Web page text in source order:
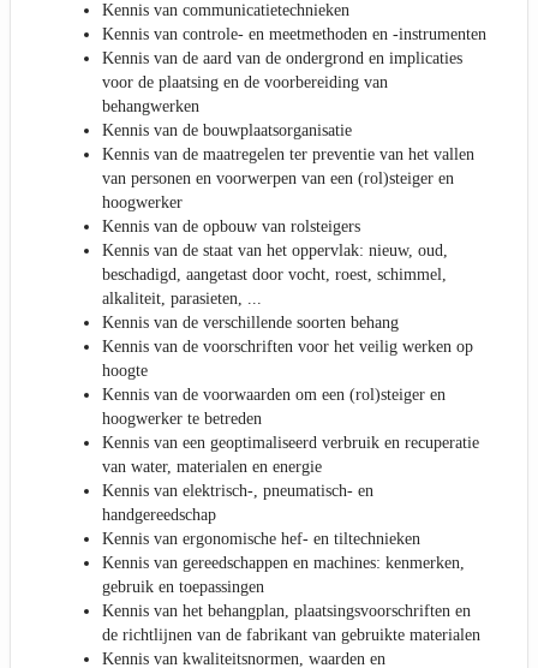
Kennis van communicatietechnieken
Kennis van controle- en meetmethoden en -instrumenten
Kennis van de aard van de ondergrond en implicaties
voor de plaatsing en de voorbereiding van
behangwerken
Kennis van de bouwplaatsorganisatie
Kennis van de maatregelen ter preventie van het vallen
van personen en voorwerpen van een (rol)steiger en
hoogwerker
Kennis van de opbouw van rolsteigers
Kennis van de staat van het oppervlak: nieuw, oud,
beschadigd, aangetast door vocht, roest, schimmel,
alkaliteit, parasieten, ...
Kennis van de verschillende soorten behang
Kennis van de voorschriften voor het veilig werken op
hoogte
Kennis van de voorwaarden om een (rol)steiger en
hoogwerker te betreden
Kennis van een geoptimaliseerd verbruik en recuperatie
van water, materialen en energie
Kennis van elektrisch-, pneumatisch- en
handgereedschap
Kennis van ergonomische hef- en tiltechnieken
Kennis van gereedschappen en machines: kenmerken,
gebruik en toepassingen
Kennis van het behangplan, plaatsingsvoorschriften en
de richtlijnen van de fabrikant van gebruikte materialen
Kennis van kwaliteitsnormen, waarden en